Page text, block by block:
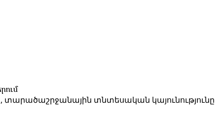
տնտեսական կայունությունը